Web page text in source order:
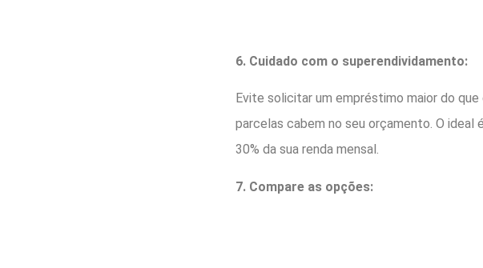
6. Cuidado com o superendividamento:
Evite solicitar um empréstimo maior do
parcelas cabem no seu orçamento. O ideal
30% da sua renda mensal.
7. Compare as opções: